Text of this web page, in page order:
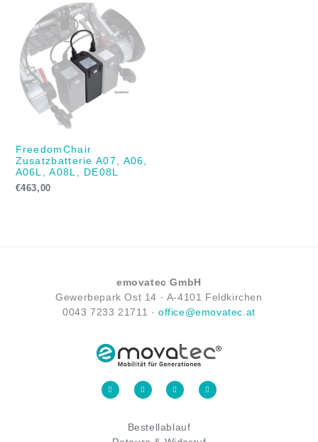
FreedomChair
Zusatzbatterie A07, A06,
A06L, A08L, DE08L
€463,00
emovatec GmbH
Gewerbepark Ost 14 · A-4101 Feldkirchen
00437233 21711 · office@emovatec.at
F
a
c
I
n
s
r
Y
o
u
e
L
i
n
Bestellablauf